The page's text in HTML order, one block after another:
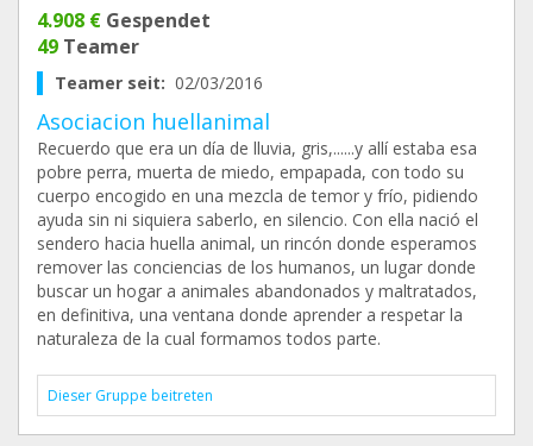
4.908 € Gespendet
49 Teamer
Teamer seit: 02/03/2016
Asociacion huellanimal
Recuerdo que era un día de lluvia, gris,......y allí estaba esa
pobre perra, muerta de miedo, empapada, con todo su
cuerpo encogido en una mezcla de temor y frío, pidiendo
ayuda sin ni siquiera saberlo, en silencio. Con ella nació el
sendero hacia huella animal, un rincón donde esperamos
remover las conciencias de los humanos, un lugar donde
buscar un hogar a animales abandonados y maltratados,
en definitiva, una ventana donde aprender a respetar la
naturaleza de la cual formamos todos parte.
Dieser Gruppe beitreten